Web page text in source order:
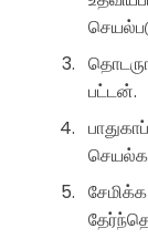
பட்டன்.
சேமிக்க